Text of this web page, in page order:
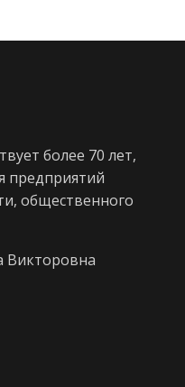
более 70 лет,
предприятий
общественного
Викторовна